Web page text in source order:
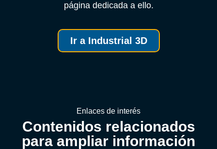
página dedicada a ello.
Ir a Industrial 3D
Enlaces de interés
Contenidos relacionados
para ampliar información